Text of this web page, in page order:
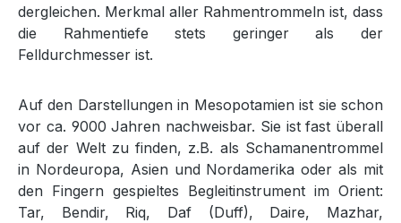
dergleichen. Merkmal aller Rahmentrommeln ist, dass
die Rahmentiefe stets geringer als der
Felldurchmesser ist.
Auf den Darstellungen in Mesopotamien ist sie schon
vor ca. 9000 Jahren nachweisbar. Sie ist fast überall
auf der Welt zu finden, z.B. als Schamanentrommel
in Nordeuropa, Asien und Nordamerika oder als mit
den Fingern gespieltes Begleitinstrument im Orient:
Tar, Bendir, Riq, Daf (Duff), Daire, Mazhar,